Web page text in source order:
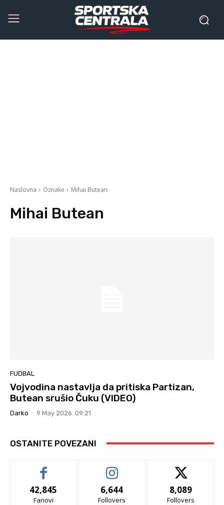
Naslovna Oznake Mihai Butean
Mihai Butean
FUDBAL
Vojvodina nastavlja da pritiska Partizan,
Butean srušio Čuku (VIDEO)
Darko - 9 May 2026. 09:21
OSTANITE POVEZANI
42,845
Fanovi
6,644
Follovers
8,089
Follovers